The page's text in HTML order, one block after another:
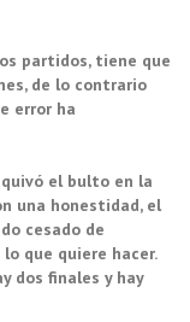
partidos, tiene que
de lo contrario
error ha
el bulto en la
una honestidad, el
cesado de
que quiere hacer.
dos finales y hay